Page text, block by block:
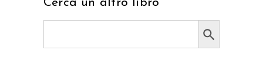
Cerca un altro libro
Search Button